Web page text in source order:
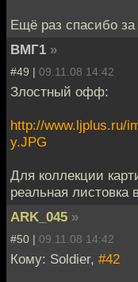
Ещё раз спасибо
ВМГ1 »
#49 | 09.11.08 14:42
Злостный офф:
http://www.ljplus.ru/
y.JPG
Для коллекции
реальная листовка
ARK_045 »
#50 | 09.11.08 14:42
Кому: Soldier, #42